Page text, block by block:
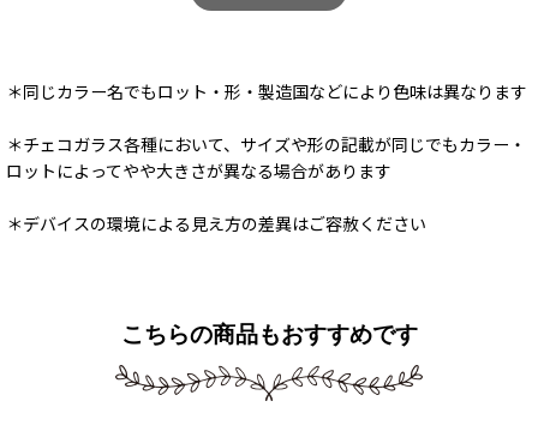
＊同じカラー名でもロット・形・製造国などにより色味は異なります
＊チェコガラス各種において、サイズや形の記載が同じでもカラー・
ロットによってやや大きさが異なる場合があります
＊デバイスの環境による見え方の差異はご容赦ください
こちらの商品もおすすめです